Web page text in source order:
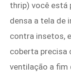
thrip) você está
densa a tela de
contra insetos,
coberta precisa
ventilação a fim